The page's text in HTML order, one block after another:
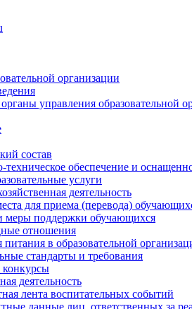
организации
управления образовательной
состав
обеспечение и
услуги
деятельность
для приема (перевода)
меры поддержки обучающихся
отношения
в образовательной
стандарты и требования
деятельность
лента воспитательных событий
данные лиц, ответственных за